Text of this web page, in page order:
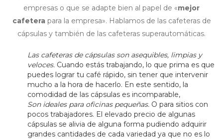
empresas o que se adapte bien al papel de «mejor
cafetera para la empresa». Hablamos de las cafeteras de
cápsulas y también de las cafeteras superautomáticas.
Las cafeteras de cápsulas son asequibles, limpias y
veloces. Cuando estás trabajando, lo que prima es que
puedes lograr tu café rápido, sin tener que intervenir
mucho a la hora de hacerlo. En este sentido, la
comodidad de las cápsulas es incomparable,
Son ideales para oficinas pequeñas. O para sitios con
pocos trabajadores. El elevado precio de algunas
cápsulas se alivia de alguna forma pudiendo adquirir
grandes cantidades de cada variedad ya que no es lo